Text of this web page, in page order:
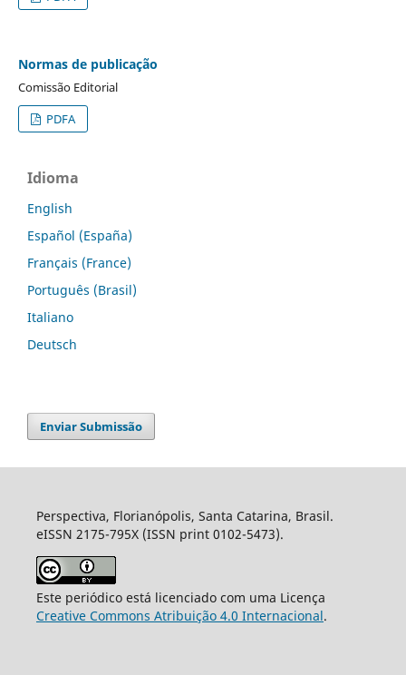
Normas de publicação
Comissão Editorial
PDFA
Idioma
English
Español (España)
Français (France)
Português (Brasil)
Italiano
Deutsch
Enviar Submissão
Perspectiva, Florianópolis, Santa Catarina, Brasil.
eISSN 2175-795X (ISSN print 0102-5473).
Este periódico está licenciado com uma Licença
Creative Commons Atribuição 4.0 Internacional.